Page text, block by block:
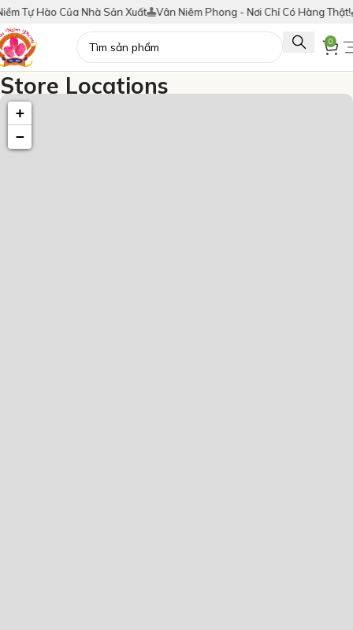
Tự Hào Của Nhà Sản Xuất Vân Niêm Phong - Nơi Chỉ Có Hàng Thật!
0
Store Locations
Trang chủ
+
−